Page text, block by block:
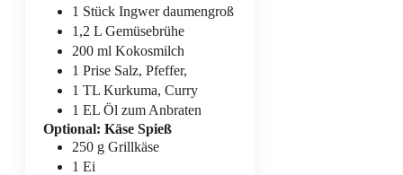
1 Stück Ingwer daumengroß
1,2 L Gemüsebrühe
200 ml Kokosmilch
1 Prise Salz, Pfeffer,
1 TL Kurkuma, Curry
1 EL Öl zum Anbraten
Optional: Käse Spieß
250 g Grillkäse
1 Ei